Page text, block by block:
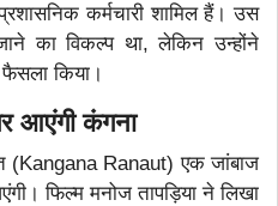
कर्मचारी शामिल हैं। उस
का विकल्प था, लेकिन उन्होंने
किया।
आएंगी कंगना
(Kangana Ranaut) एक जांबाज
फिल्म मनोज तापड़िया ने लिखा